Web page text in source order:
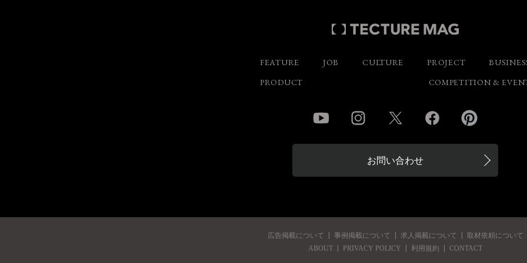
FEATURE JOB CULTURE PROJECT
PRODUCT
COMPETITION &
YouTube Instagram Twitter Facebook
お問い合わせ
広告掲載について 事例掲載について 求人掲載について
取材依頼について
ABOUT
PRIVACY POLICY 利用規約 CONTACT